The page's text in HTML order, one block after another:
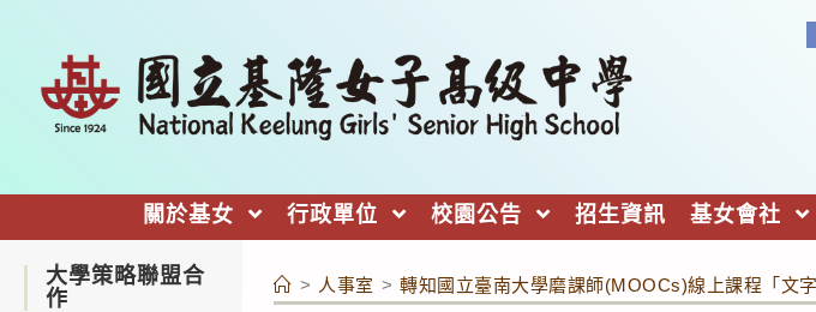
關於基女 行政單位 校園公告 招生資訊 基女會社
> 人事室 > 轉知國立臺南大學磨課師(MOOCs)線上課程「文
大學策略聯盟合
作